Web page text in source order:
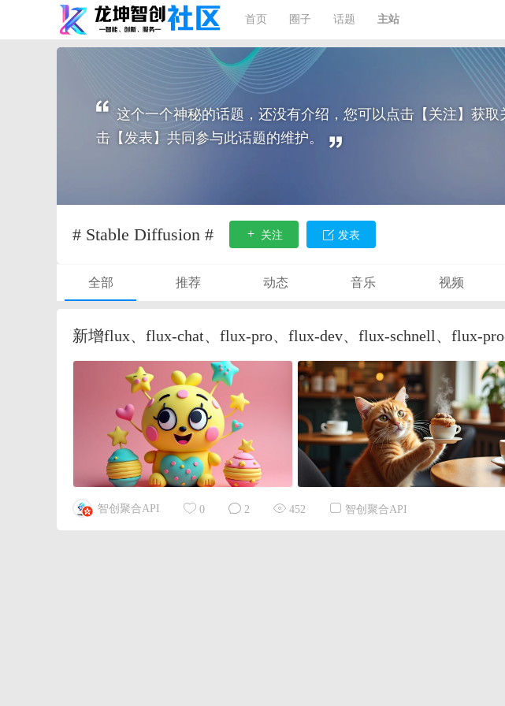
首页 圈子 话题 主站
这个一个神秘的话题，还没有介绍，您可以点击【关注】获
击【发表】共同参与此话题的维护。
# Stable Diffusion # 关注 发表
全部 推荐 动态 音乐 视频
新增flux、flux-chat、flux-pro、flux-dev、flux-schnell、flux-
智创聚合API 0 2 452 智创聚合API